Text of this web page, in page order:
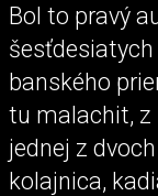
Bol to pravý
banského
tu malachit, z
jednej z
kolajnica,